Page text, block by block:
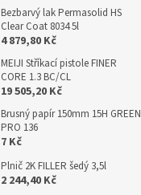
Bezbarvý lak Permasolid HS
Clear Coat 8034 5l
4 879,80 Kč
MEIJI Stříkací pistole FINER
CORE 1.3 BC/CL
19 505,20 Kč
Brusný papír 150mm 15H GREEN
PRO 136
7 Kč
Plnič 2K FILLER šedý 3,5l
2 244,40 Kč